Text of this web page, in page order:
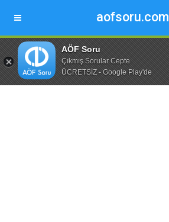
aofsoru.com
AÖF Soru
Çıkmış Sorular Cepte
ÜCRETSİZ - Google Play'de